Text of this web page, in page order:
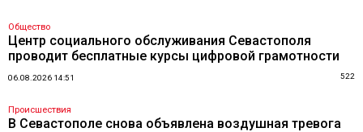
Общество
Центр социального обслуживания Севастополя
проводит бесплатные курсы цифровой грамотности
06.08.2026 14:51 522
Происшествия
В Севастополе снова объявлена воздушная тревога